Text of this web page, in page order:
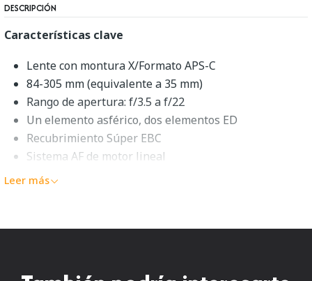
DESCRIPCIÓN
Características clave
Lente con montura X/Formato APS-C
84-305 mm (equivalente a 35 mm)
Rango de apertura: f/3.5 a f/22
Un elemento asférico, dos elementos ED
Recubrimiento Súper EBC
Sistema AF de motor lineal
Estabilización de imagen óptica
FUJIFILM XF 55-200 mm f/3.5-4.8
Cubriendo un rango de teleobjetivo versátil, elXF 55-200
Leer más